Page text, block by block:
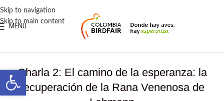
contenido
Skip to navigation
Skip to main content
MENU
Charla 2: El camino de la esperanza: la
recuperación de la Rana Venenosa de
Abrir barra de herramientas